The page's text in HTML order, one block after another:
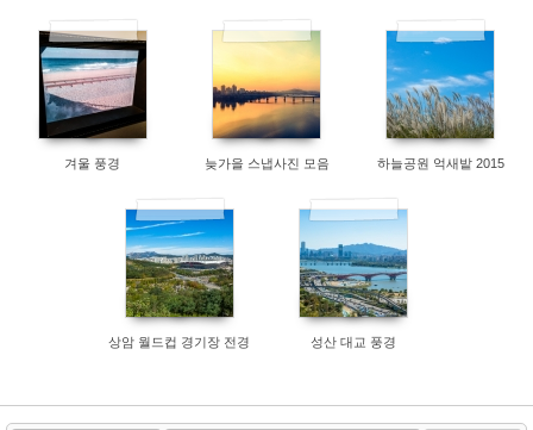
7624
겨울 풍경
7800
늦가을 스냅사진 모음
7990
하늘공원 억새밭 2015
19754
상암 월드컵 경기장 전경
7703
성산 대교 풍경